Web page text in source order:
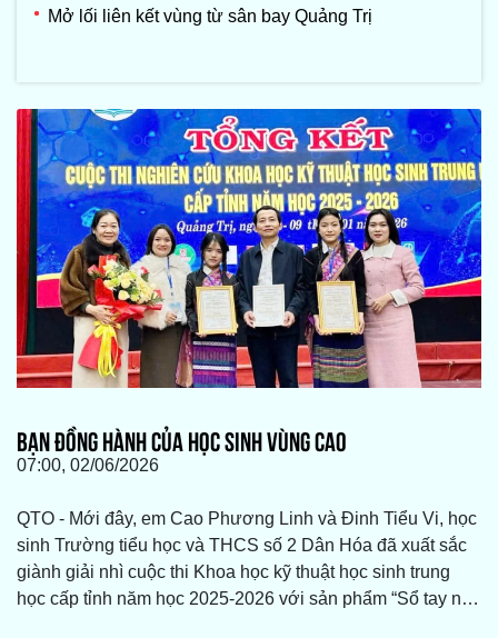
Mở lối liên kết vùng từ sân bay Quảng Trị
BẠN ĐỒNG HÀNH CỦA HỌC SINH VÙNG CAO
07:00, 02/06/2026
QTO - Mới đây, em Cao Phương Linh và Đinh Tiểu Vi, học
sinh Trường tiểu học và THCS số 2 Dân Hóa đã xuất sắc
giành giải nhì cuộc thi Khoa học kỹ thuật học sinh trung
học cấp tỉnh năm học 2025-2026 với sản phẩm “Sổ tay nội